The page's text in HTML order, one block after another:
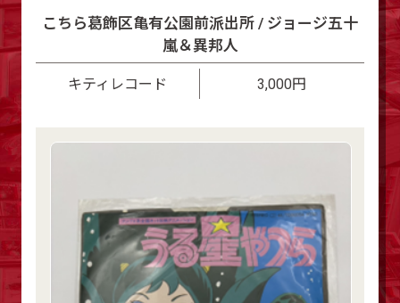
こちら葛飾区亀有公園前派出所 / ジョージ五十
嵐＆異邦人
キティレコード 3,000円